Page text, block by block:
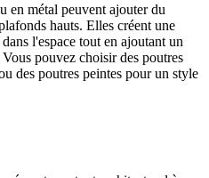
en métal peuvent ajouter du
hauts. Elles créent une
l'espace tout en ajoutant un
pouvez choisir des poutres
des poutres peintes pour un style